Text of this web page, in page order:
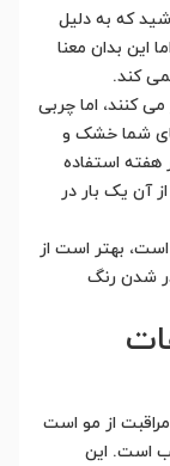
که به دلیل
این بدان معنا
کند.
کنند، اما چربی
شما خشک و
هفته استفاده
آن یک بار در
بهتر است از
شدن رنگ
از مو است
است. این